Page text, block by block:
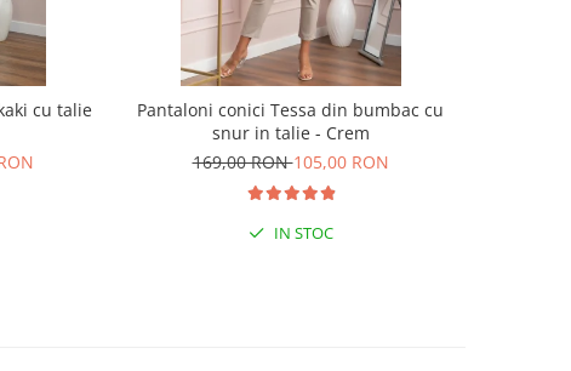
cu talie
Pantaloni conici Tessa din bumbac cu
snur in talie - Crem
169,00 RON105,00 RON
IN STOC